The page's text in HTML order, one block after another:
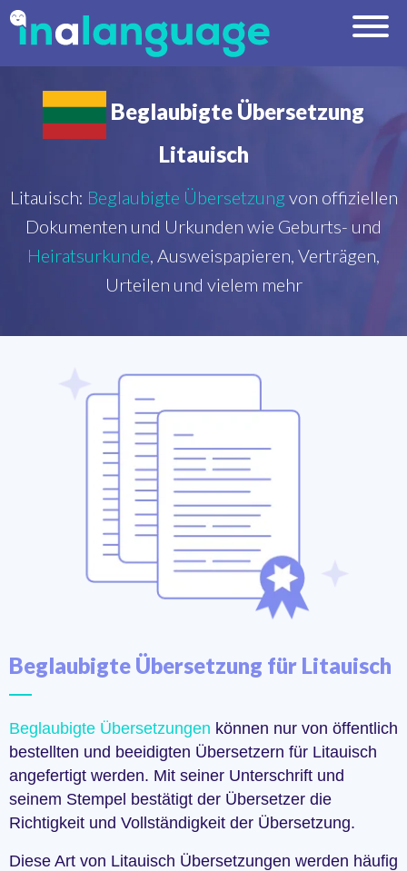
Beglaubigte Übersetzung
Litauisch
Litauisch: Beglaubigte Übersetzung von offiziellen
Dokumenten und Urkunden wie Geburts- und
Heiratsurkunde , Ausweispapieren, Verträgen,
Urteilen und vielem mehr
Beglaubigte Übersetzung für Litauisch
Beglaubigte Übersetzungen können nur von öffentlich
bestellten und beeidigten Übersetzern für Litauisch
angefertigt werden. Mit seiner Unterschrift und
seinem Stempel bestätigt der Übersetzer die
Richtigkeit und Vollständigkeit der Übersetzung.
Diese Art von Litauisch Übersetzungen werden häufig